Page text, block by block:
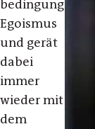
bedingungslosen
Egoismus
und gerät
dabei
immer
wieder mit
dem